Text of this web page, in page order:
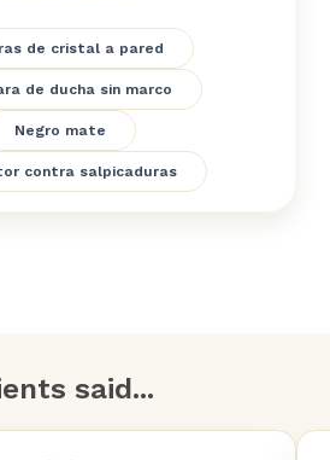
de cristal a pared
de ducha sin marco
Negro mate
contra salpicaduras
said...